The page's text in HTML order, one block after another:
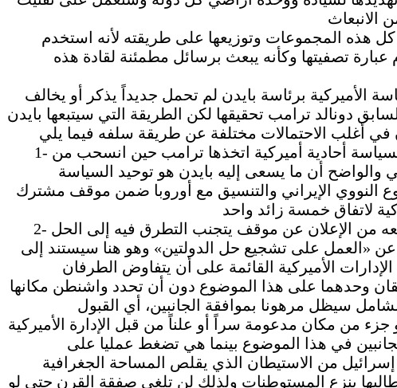
هذه المجموعات وتوزيعها على طريقته لأنه استخدم
تصفيتها وكأنه يبعث برسائل مطمئنة لقادة هذه
الأميركية برئاسة بايدن لم تحمل جديداً يذكر أو يخالف
دونالد ترامب تحقيقها لكن الطريقة التي سيتبعها بايدن
1- سيلجأ إلى تفضيل ألا تواجه واشنطن إيران بسياسة أحادية أميركية اتخذها ترامب حين انسحب من
والواضح أن ما يسعى إليه بايدن هو توحيد السياسة
النووي الإيراني والتنسيق مع أوروبا ضمن موقف مشترك
2- في الموضوع الفلسطيني لم ير بايدن ما يمنعه من الإعلان عن موقف يتجنب التطرق فيه إلى الحل
«العمل على تشجيع حل الدولتين» وهو هنا سيستند إلى
الإدارات الأميركية القائمة على أن يتفاوض الطرفان
سيظل مرهونا بموافقة الجانبين، أي القبول
من مكان مدعومة سراً أو علناً من قبل الإدارة الأميركية
في هذا الموضوع بينما هي تضغط عمليا على
إسرائيل من الاستيطان الذي يقلص المساحة الجغرافية
بنزع المستوطنات ولذلك لن تلغى صفقة القرن حتى لو